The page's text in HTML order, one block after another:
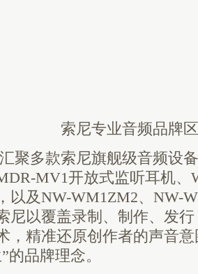
索尼专业音频品牌区
聚多款索尼旗舰级音频设
MV1开放式监听耳机、
以及NW-WM1ZM2、NW-
尼以覆盖录制、制作、发
，精准还原创作者的声音
的品牌理念。